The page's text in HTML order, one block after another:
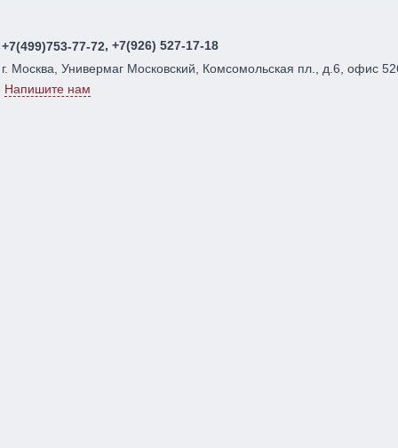
+7(499)753-77-72, +7(926) 527-17-18
г. Москва, Универмаг Московский, Комсомольская пл., д.6, офис
Напишите нам